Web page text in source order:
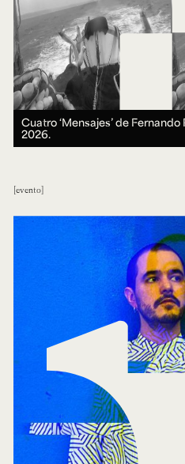
Cuatro ‘Mensajes’ de
2026.
evento